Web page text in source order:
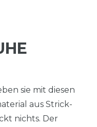
W
sie mit diesen
aus Strick-
nichts. Der